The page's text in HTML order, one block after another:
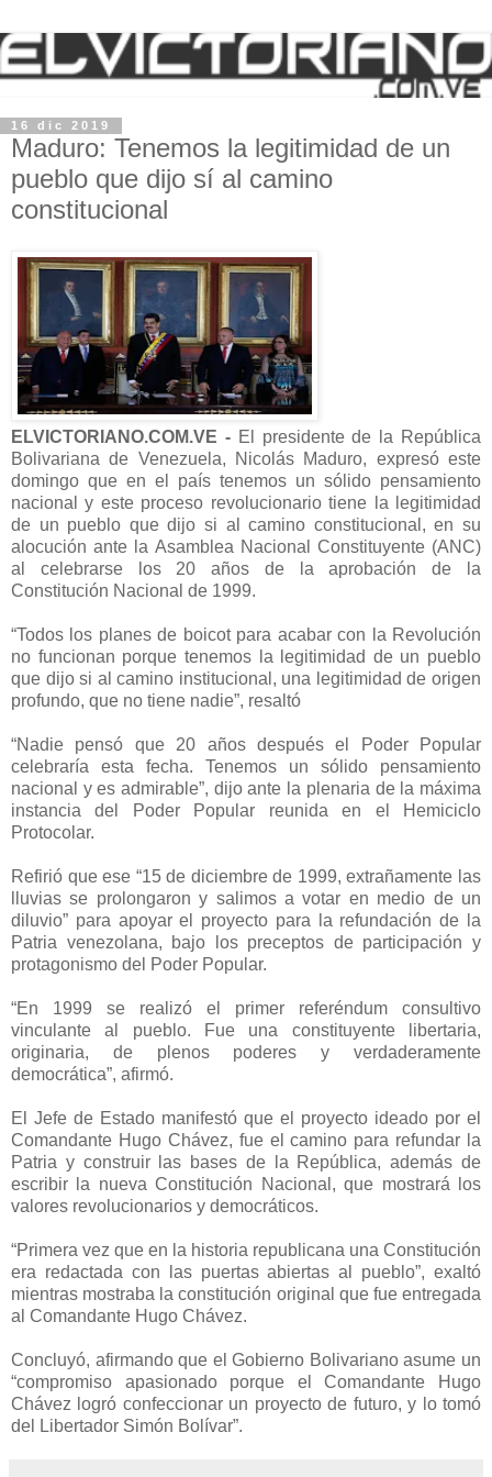
16 dic 2019
Maduro: Tenemos la legitimidad de un
pueblo que dijo sí al camino
constitucional
ELVICTORIANO.COM.VE - El presidente de la República
Bolivariana de Venezuela, Nicolás Maduro, expresó este
domingo que en el país tenemos un sólido pensamiento
nacional y este proceso revolucionario tiene la legitimidad
de un pueblo que dijo si al camino constitucional, en su
alocución ante la Asamblea Nacional Constituyente (ANC)
al celebrarse los 20 años de la aprobación de la
Constitución Nacional de 1999.
“Todos los planes de boicot para acabar con la Revolución
no funcionan porque tenemos la legitimidad de un pueblo
que dijo si al camino institucional, una legitimidad de origen
profundo, que no tiene nadie”, resaltó
“Nadie pensó que 20 años después el Poder Popular
celebraría esta fecha. Tenemos un sólido pensamiento
nacional y es admirable”, dijo ante la plenaria de la máxima
instancia del Poder Popular reunida en el Hemiciclo
Protocolar.
Refirió que ese “15 de diciembre de 1999, extrañamente las
lluvias se prolongaron y salimos a votar en medio de un
diluvio” para apoyar el proyecto para la refundación de la
Patria venezolana, bajo los preceptos de participación y
protagonismo del Poder Popular.
“En 1999 se realizó el primer referéndum consultivo
vinculante al pueblo. Fue una constituyente libertaria,
originaria, de plenos poderes y verdaderamente
democrática”, afirmó.
El Jefe de Estado manifestó que el proyecto ideado por el
Comandante Hugo Chávez, fue el camino para refundar la
Patria y construir las bases de la República, además de
escribir la nueva Constitución Nacional, que mostrará los
valores revolucionarios y democráticos.
“Primera vez que en la historia republicana una Constitución
era redactada con las puertas abiertas al pueblo”, exaltó
mientras mostraba la constitución original que fue entregada
al Comandante Hugo Chávez.
Concluyó, afirmando que el Gobierno Bolivariano asume un
“compromiso apasionado porque el Comandante Hugo
Chávez logró confeccionar un proyecto de futuro, y lo tomó
del Libertador Simón Bolívar”.